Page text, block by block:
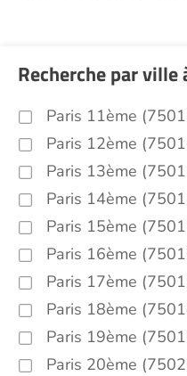
Recherche par ville
Paris 11ème
Paris 12ème
Paris 13ème
Paris 14ème
Paris 15ème
Paris 16ème
Paris 17ème
Paris 18ème
Paris 19ème
Paris 20ème